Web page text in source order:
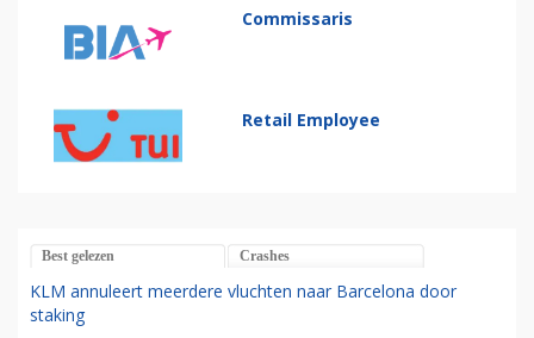
Commissaris
Retail Employee
Best gelezen Crashes
KLM annuleert meerdere vluchten naar Barcelona door
staking